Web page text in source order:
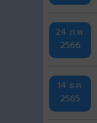
24 ก.พ.
2566
14 ธ.ค.
2565